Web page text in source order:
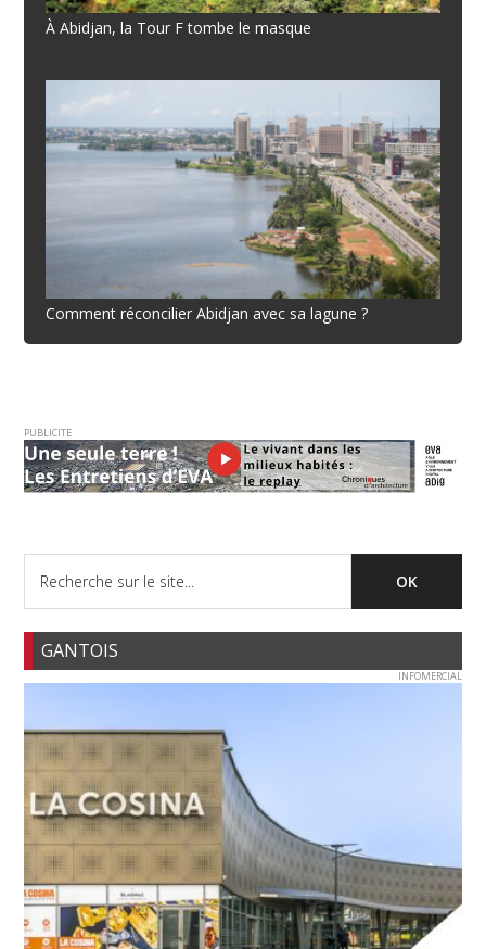
À Abidjan, la Tour F tombe le masque
Comment réconcilier Abidjan avec sa lagune ?
PUBLICITE
GANTOIS
INFOMERCIAL